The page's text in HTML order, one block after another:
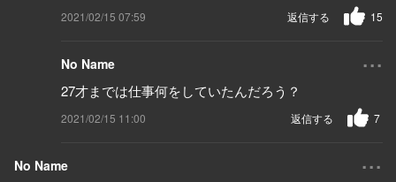
2021/02/15 07:59 15
返信する
No Name ...
27才までは仕事何をしていたんだろう？
2021/02/15 11:00 7
返信する
No Name ...